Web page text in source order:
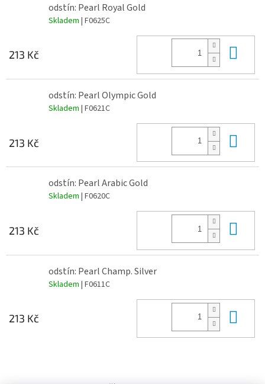
odstín: Pearl Royal Gold
Skladem | F0625C
213 Kč
odstín: Pearl Olympic Gold
Skladem | F0621C
213 Kč
odstín: Pearl Arabic Gold
Skladem | F0620C
213 Kč
odstín: Pearl Champ. Silver
Skladem | F0611C
213 Kč